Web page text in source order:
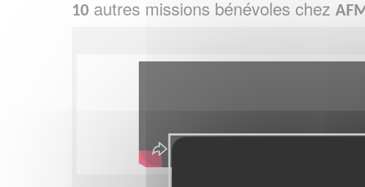
10 autres missions bénévoles chez